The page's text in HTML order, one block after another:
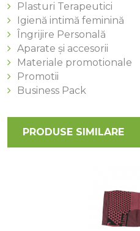
Plasturi Terapeutici
Igienă intimă feminină
Îngrijire Personală
Aparate și accesorii
Materiale promotionale
Promotii
Business Pack
PRODUSE SIMILARE